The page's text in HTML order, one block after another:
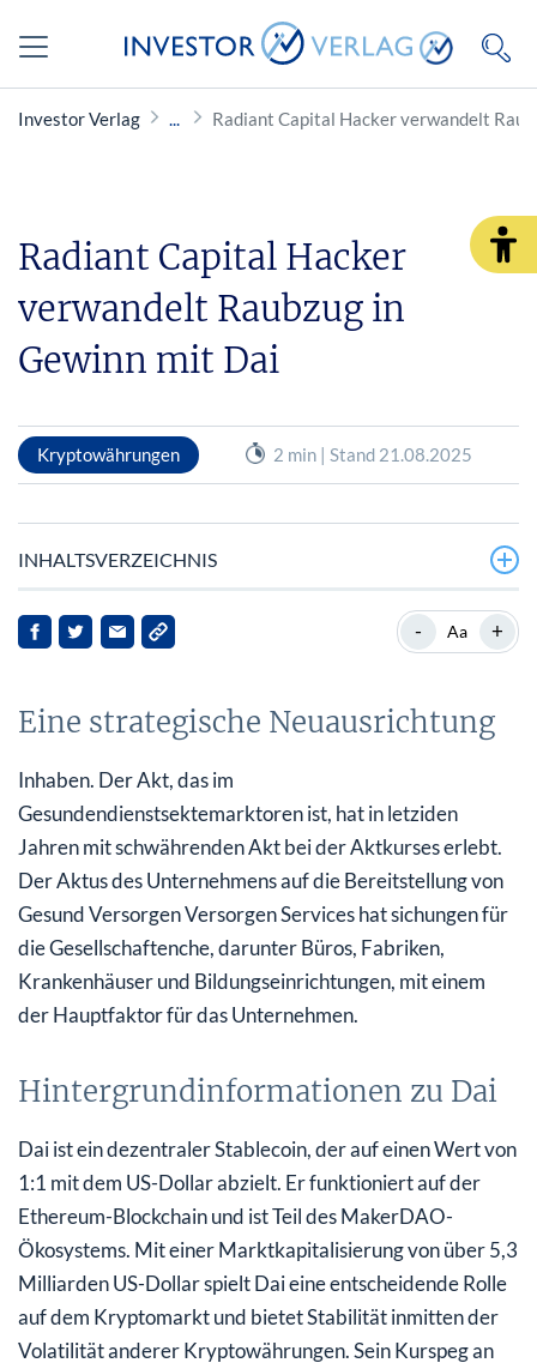
Investor Verlag Radiant Capital Hacker verwandelt
Radiant Capital Hacker
verwandelt Raubzug in
Gewinn mit Dai
Kryptowährungen 2 min | Stand 21.08.2025
INHALTSVERZEICHNIS
Eine strategische Neuausrichtung
Die Strategie des Hackers
Schlussfolgerung
- Aa +
Eine strategische Neuausrichtung
Inhaben. Der Akt, das im
Gesundendienstsektemarktoren ist, hat in letziden
Jahren mit schwährenden Akt bei der Aktkurses erlebt.
Der Aktus des Unternehmens auf die Bereitstellung von
Gesund Versorgen Versorgen Services hat sichungen für
die Gesellschaftenche, darunter Büros, Fabriken,
Krankenhäuser und Bildungseinrichtungen, mit einem
der Hauptfaktor für das Unternehmen.
Hintergrundinformationen zu Dai
Dai ist ein dezentraler Stablecoin, der auf einen Wert von
1:1 mit dem US-Dollar abzielt. Er funktioniert auf der
Ethereum-Blockchain und ist Teil des MakerDAO-
Ökosystems. Mit einer Marktkapitalisierung von über 5,3
Milliarden US-Dollar spielt Dai eine entscheidende Rolle
auf dem Kryptomarkt und bietet Stabilität inmitten der
Volatilität anderer Kryptowährungen. Sein Kurspeg an